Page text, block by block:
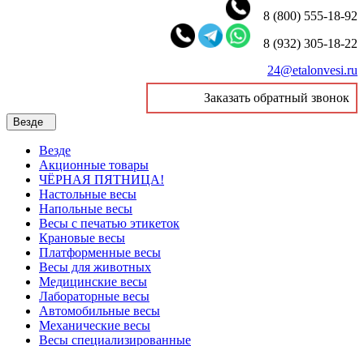
8 (800) 555-18-92
8 (932) 305-18-22
24@etalonvesi.ru
Заказать обратный звонок
Везде
Везде
Акционные товары
ЧЁРНАЯ ПЯТНИЦА!
Настольные весы
Напольные весы
Весы с печатью этикеток
Крановые весы
Платформенные весы
Весы для животных
Медицинские весы
Лабораторные весы
Автомобильные весы
Механические весы
Весы специализированные